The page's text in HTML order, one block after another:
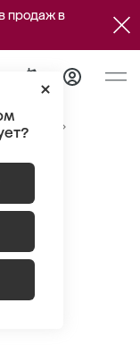
продаж в
Генплан
№884